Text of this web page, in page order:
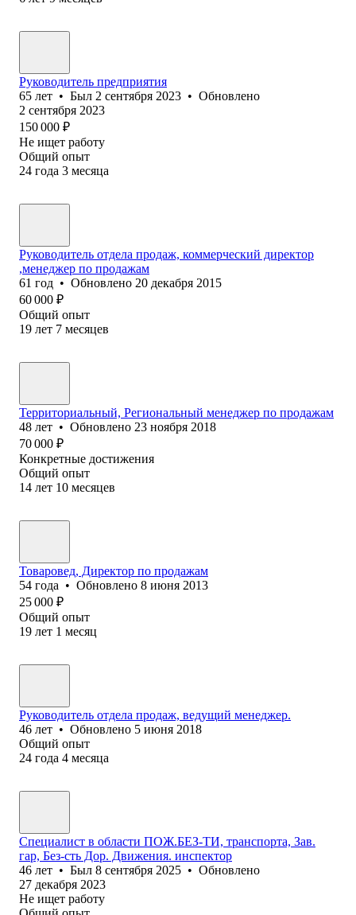
Руководитель предприятия
65 лет • Был 2 сентября 2023 • Обновлено
2 сентября 2023
150 000 ₽
Не ищет работу
Общий опыт
24 года 3 месяца
Руководитель отдела продаж, коммерческий директор
,менеджер по продажам
61 год • Обновлено 20 декабря 2015
60 000 ₽
Общий опыт
19 лет 7 месяцев
Территориальный, Региональный менеджер по продажам
48 лет • Обновлено 23 ноября 2018
70 000 ₽
Конкретные достижения
Общий опыт
14 лет 10 месяцев
Товаровед, Директор по продажам
54 года • Обновлено 8 июня 2013
25 000 ₽
Общий опыт
19 лет 1 месяц
Руководитель отдела продаж, ведущий менеджер.
46 лет • Обновлено 5 июня 2018
Общий опыт
24 года 4 месяца
Специалист в области ПОЖ.БЕЗ-ТИ, транспорта, Зав.
гар, Без-сть Дор. Движения. инспектор
46 лет • Был 8 сентября 2025 • Обновлено
27 декабря 2023
Не ищет работу